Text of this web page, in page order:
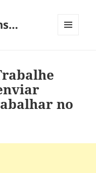
no